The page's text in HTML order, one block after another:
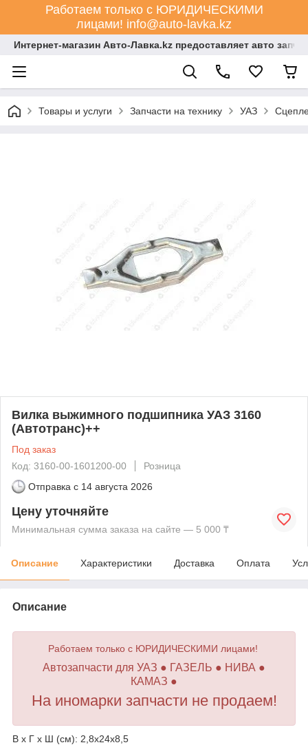
Работаем только с ЮРИДИЧЕСКИМИ
лицами! info@auto-lavka.kz
Интернет-магазин Авто-Лавка.kz предоставляет авто
Товары и услуги Запчасти на технику УАЗ
Вилка выжимного подшипника УАЗ 3160
(Автотранс)++
Под заказ
Код: 3160-00-1601200-00
Розница
Отправка с 14 августа 2026
Цену уточняйте
Минимальная сумма заказа на сайте — 5 000 ₸
Описание Характеристики Доставка Оплата
Описание
Работаем только с ЮРИДИЧЕСКИМИ лицами!
Автозапчасти для УАЗ ● ГАЗЕЛЬ ● НИВА ●
КАМАЗ ●
На иномарки запчасти не продаем!
В х Г х Ш (см): 2,8х24х8,5